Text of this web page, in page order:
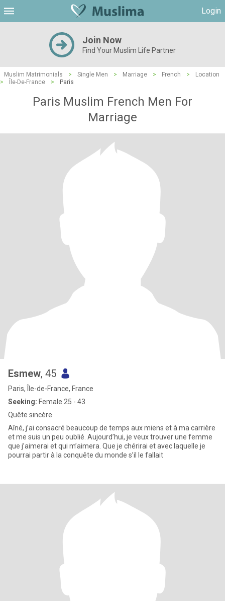
Login
Join Now
Find Your Muslim Life Partner
Muslim Matrimonials > Single Men > Marriage > French >
Location
>
Île-De-France > Paris
Paris Muslim French Men For
Marriage
Esmew, 45
Paris, Île-de-France, France
Seeking: Female 25 - 43
Quête sincère
Aîné, j’ai consacré beaucoup de temps aux miens et à ma carrière
et me suis un peu oublié. Aujourd’hui, je veux trouver une femme
que j’aimerai et qui m’aimera. Que je chérirai et avec laquelle je
pourrai partir à la conquête du monde s’il le fallait